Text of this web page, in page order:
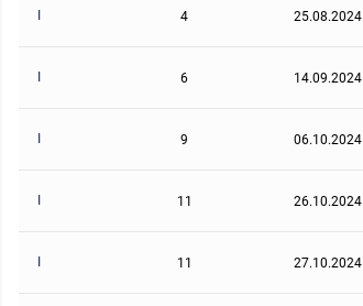
4 25.08.2024
6 14.09.2024
9 06.10.2024
11 26.10.2024
11 27.10.2024